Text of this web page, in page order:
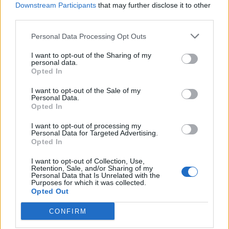
Downstream Participants that may further disclose it to other
Personal Data Processing Opt Outs
I want to opt-out of the Sharing of my
personal data.
Opted In
I want to opt-out of the Sale of my
Personal Data.
Opted In
I want to opt-out of processing my
Personal Data for Targeted Advertising.
Opted In
I want to opt-out of Collection, Use,
Retention, Sale, and/or Sharing of my
Personal Data that Is Unrelated with the
Purposes for which it was collected.
Opted Out
CONFIRM
ΣΧΕΤΙΚΑ ΑΡΘΡΑ
ΚΟΣΜΟΣ
ΗΠΑ: «Αναμένουμε σύντομα μια
συμφωνία για τα Στενά του Ορμούζ με